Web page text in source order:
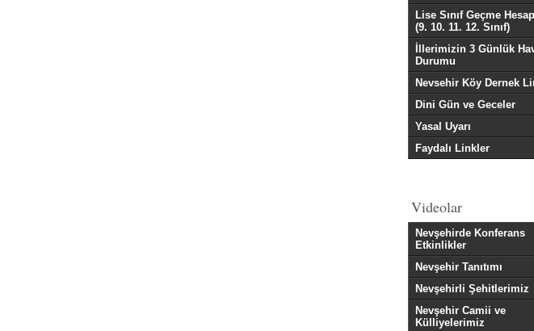
Lise Sınıf Geçme
(9. 10. 11. 12. Sınıf)
İllerimizin 3 Günlük
Durumu
Nevsehir Köy Dernek
Dini Gün ve Geceler
Yasal Uyarı
Faydalı Linkler
Videolar
Nevşehirde Konferans
Etkinlikler
Nevşehir Tanıtımı
Nevşehirli Şehitlerimiz
Nevşehir Camii ve
Külliyelerimiz